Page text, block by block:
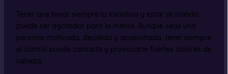
Tener que llevar siempre la iniciativa y estar al mando
puede ser agotador para la mente. Aunque seas una
persona motivada, decidida y apasionada, tener siempre
el control puede cansarte y provocarte fuertes dolores de
cabeza.